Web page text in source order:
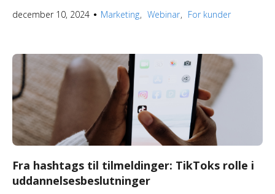
december 10, 2024 ● Marketing Webinar For kunder
Fra hashtags til tilmeldinger: TikToks rolle i
uddannelsesbeslutninger